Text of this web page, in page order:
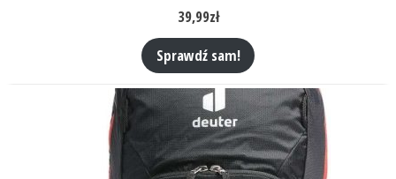
39,99zł
Sprawdź sam!